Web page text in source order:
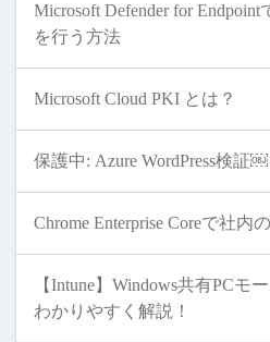
Microsoft Defender for
を行う方法
Microsoft Cloud PKI とは？
保護中: Azure WordPress検証￼
Chrome Enterprise Coreで社内
【Intune】Windows共有PCモ
わかりやすく解説！